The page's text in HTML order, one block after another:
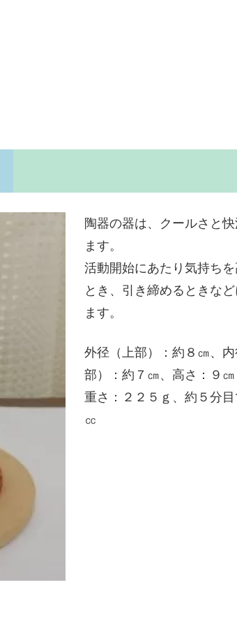
陶器の器は、クールさと快
ます。
活動開始にあたり気持ち
とき、引き締めるときな
ます。
外径（上部）：約８㎝、
部）：約７㎝、高さ：９㎝
重さ：２２５ｇ、約５分目
㏄